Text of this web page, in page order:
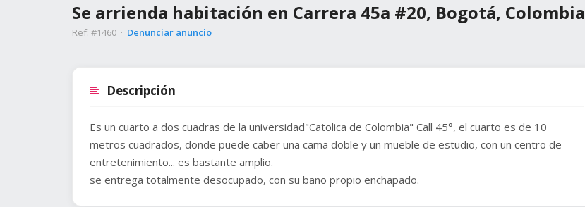
Se arrienda habitación en Carrera 45a #20, Bogotá, Colombia
Ref: #1460 · Denunciar anuncio
Descripción
Es un cuarto a dos cuadras de la universidad"Catolica de Colombia" Call 45°, el cuarto es de 10
metros cuadrados, donde puede caber una cama doble y un mueble de estudio, con un centro de
entretenimiento... es bastante amplio.
se entrega totalmente desocupado, con su baño propio enchapado.